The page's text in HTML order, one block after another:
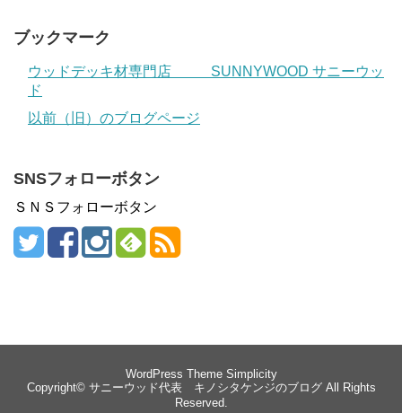
ブックマーク
ウッドデッキ材専門店 SUNNYWOOD サニーウッ
ド
以前（旧）のブログページ
SNSフォローボタン
ＳＮＳフォローボタン
WordPress Theme Simplicity
Copyright© サニーウッド代表 キノシタケンジのブログAll Rights
Reserved.